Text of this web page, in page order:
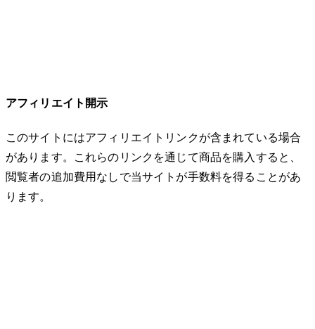
アフィリエイト開示
このサイトにはアフィリエイトリンクが含まれている場合
があります。これらのリンクを通じて商品を購入すると、
閲覧者の追加費用なしで当サイトが手数料を得ることがあ
ります。